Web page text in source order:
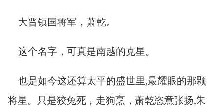
大晋镇国将军，萧乾。
这个名字，可真是南越的克星。
也是如今这还算太平的盛世里,最耀眼的那颗
将星。只是狡兔死，走狗烹，萧乾恣意张扬,朱